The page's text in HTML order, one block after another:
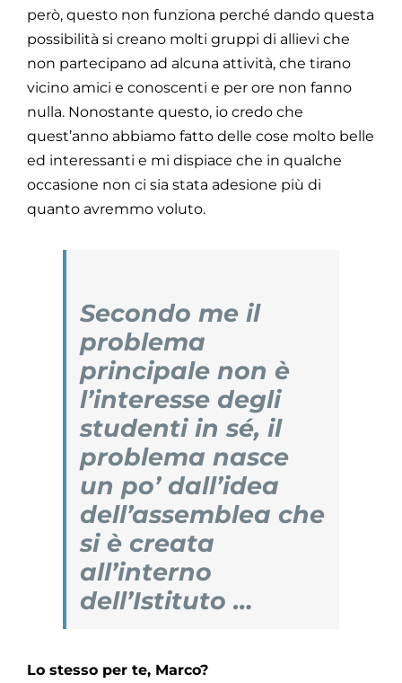
però, questo non funziona perché dando questa
possibilità si creano molti gruppi di allievi che
non partecipano ad alcuna attività, che tirano
vicino amici e conoscenti e per ore non fanno
nulla. Nonostante questo, io credo che
quest’anno abbiamo fatto delle cose molto belle
ed interessanti e mi dispiace che in qualche
occasione non ci sia stata adesione più di
quanto avremmo voluto.
Secondo me il
problema
principale non è
l’interesse degli
studenti in sé, il
problema nasce
un po’ dall’idea
dell’assemblea che
si è creata
all’interno
dell’Istituto …
Lo stesso per te, Marco?